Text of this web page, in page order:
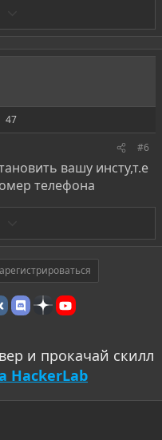
р
о
47
#6
вашу инсту,т.е
телефона
р
о
т
и
в
и прокачай скилл
HackerLab